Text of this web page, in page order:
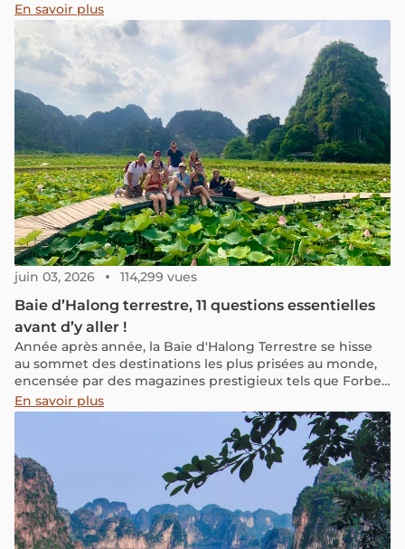
En savoir plus
juin 03, 2026 114,299 vues
Baie d’Halong terrestre, 11 questions essentielles
avant d’y aller !
Année après année, la Baie d'Halong Terrestre se hisse
au sommet des destinations les plus prisées au monde,
encensée par des magazines prestigieux tels que Forbes,
Travel & Leisure et Tripadvisor. Vous vous demandez sans
doute ce qui rend cette région si exceptionnelle et
En savoir plus